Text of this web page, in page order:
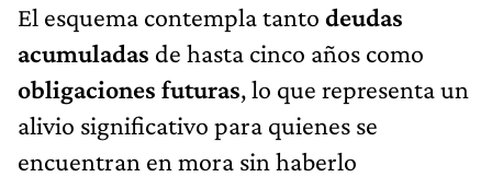
El esquema contempla tanto deudas
acumuladas de hasta cinco años como
obligaciones futuras, lo que representa un
alivio significativo para quienes se
encuentran en mora sin haberlo